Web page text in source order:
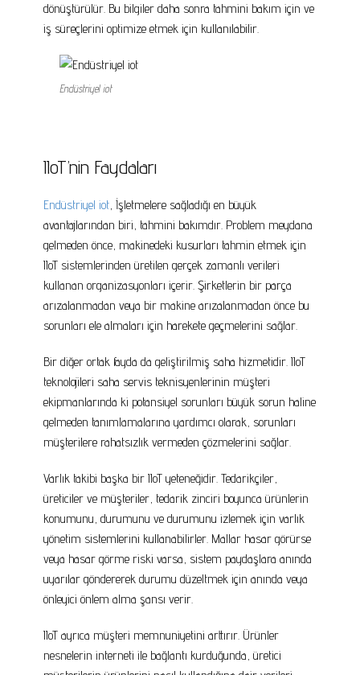
dönüştürülür. Bu bilgiler daha sonra tahmini bakım için ve
iş süreçlerini optimize etmek için kullanılabilir.
Endüstriyel iot
IIoT’nin Faydaları
Endüstriyel iot, İşletmelere sağladığı en büyük
avantajlarından biri, tahmini bakımdır. Problem meydana
gelmeden önce, makinedeki kusurları tahmin etmek için
IIoT sistemlerinden üretilen gerçek zamanlı verileri
kullanan organizasyonları içerir. Şirketlerin bir parça
arızalanmadan veya bir makine arızalanmadan önce bu
sorunları ele almaları için harekete geçmelerini sağlar.
Bir diğer ortak fayda da geliştirilmiş saha hizmetidir. IIoT
teknolojileri saha servis teknisyenlerinin müşteri
ekipmanlarında ki potansiyel sorunları büyük sorun haline
gelmeden tanımlamalarına yardımcı olarak, sorunları
müşterilere rahatsızlık vermeden çözmelerini sağlar.
Varlık takibi başka bir IIoT yeteneğidir. Tedarikçiler,
üreticiler ve müşteriler, tedarik zinciri boyunca ürünlerin
konumunu, durumunu ve durumunu izlemek için varlık
yönetim sistemlerini kullanabilirler. Mallar hasar görürse
veya hasar görme riski varsa, sistem paydaşlara anında
uyarılar göndererek durumu düzeltmek için anında veya
önleyici önlem alma şansı verir.
IIoT ayrıca müşteri memnuniyetini arttırır. Ürünler
nesnelerin interneti ile bağlantı kurduğunda, üretici